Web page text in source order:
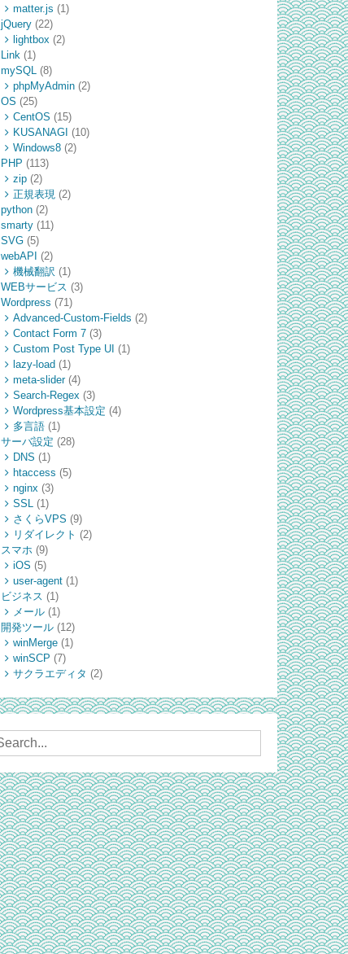
matter.js (1)
jQuery(22)
lightbox (2)
Link (1)
mySQL
(8)
phpMyAdmin(2)
OS (25)
CentOS (15)
KUSANAGI (10)
Windows8(2)
PHP (113)
zip(2)
正規表現 (2)
python(2)
smarty(11)
SVG(5)
webAPI
(2)
機械翻訳 (1)
WEBサービス (3)
Wordpress (71)
Advanced-Custom-Fields (2)
Contact Form 7(3)
Custom Post Type UI (1)
lazy-load (1)
meta-slider(4)
Search-Regex (3)
Wordpress基本設定 (4)
多言語(1)
サーバ設定 (28)
DNS (1)
htaccess (5)
nginx (3)
SSL
(1)
さくらVPS (9)
リダイレクト (2)
スマホ (9)
iOS (5)
user-agent(1)
ビジネス (1)
メール(1)
開発ツール(12)
winMerge(1)
winSCP (7)
サクラエディタ (2)